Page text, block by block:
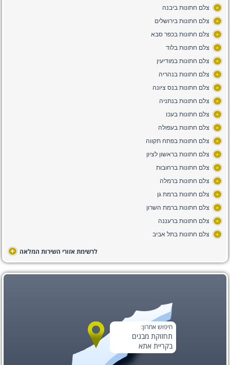
+ צלם חתונות ביבנה
+ צלם חתונות בירושלים
+ צלם חתונות בכפר סבא
+ צלם חתונות בלוד
+ צלם חתונות במודיעין
+ צלם חתונות בנהריה
+ צלם חתונות בנס ציונה
+ צלם חתונות בנתניה
+ צלם חתונות בעכו
+ צלם חתונות בעפולה
+ צלם חתונות בפתח תקווה
+ צלם חתונות בראשון לציון
+ צלם חתונות ברחובות
+ צלם חתונות ברמלה
+ צלם חתונות ברמת גן
+ צלם חתונות ברמת השרון
+ צלם חתונות ברעננה
+ צלם חתונות בתל אביב
לרשימת אזורי השירות המלאה +
חיפוש אחרון:
תחזוקת מבנים
בקריית אתא